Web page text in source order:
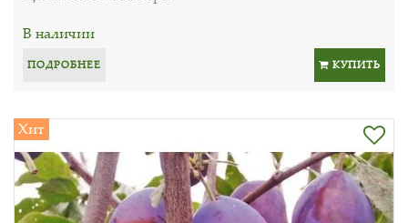
В наличии
ПОДРОБНЕЕ КУПИТЬ
Хит